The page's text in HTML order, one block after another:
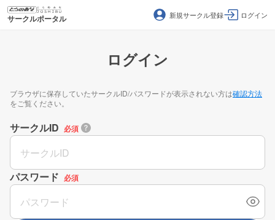
サークルポータル 新規サークル登録 ログイン
ログイン
ブラウザに保存していたサークルID/パスワードが表示されない方は確認方法
をご覧ください。
サークルID 必須
パスワード 必須